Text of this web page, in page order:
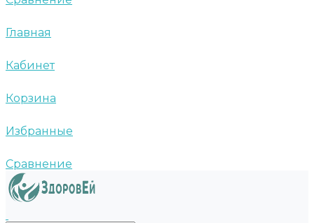
Главная
Кабинет
Корзина
Избранные
Сравнение